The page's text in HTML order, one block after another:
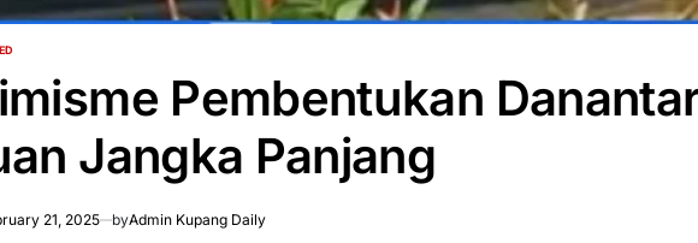
Pembentukan
Jangka Panjang
21, 2025 byAdmin Kupang Daily